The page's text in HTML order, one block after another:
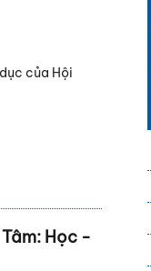
của Hội
Học -